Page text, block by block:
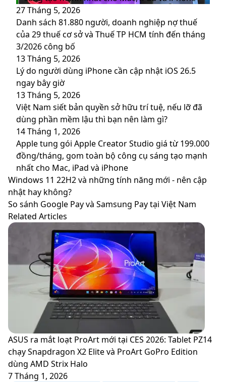
27 Tháng 5, 2026
Danh sách 81.880‬ người, doanh nghiệp nợ thuế
của 29 thuế cơ sở và Thuế TP HCM tính đến tháng
3/2026 công bố
13 Tháng 5, 2026
Lý do người dùng iPhone cần cập nhật iOS 26.5
ngay bây giờ
13 Tháng 5, 2026
Việt Nam siết bản quyền sở hữu trí tuệ, nếu lỡ đã
dùng phần mềm lậu thì bạn nên làm gì?
14 Tháng 1, 2026
Apple tung gói Apple Creator Studio giá từ 199.000
đồng/tháng, gom toàn bộ công cụ sáng tạo mạnh
nhất cho Mac, iPad và iPhone
Windows
11
22H2
và
những
mới
hay
không?
Windows 11 22H2 và những tính năng mới - nên cập
nhật hay không?
So
sánh
Google
Samsung
Pay
So sánh Google Pay và Samsung Pay tại Việt Nam
Related Articles
ASUS ra mắt loạt ProArt mới tại CES 2026: Tablet PZ14
chạy Snapdragon X2 Elite và ProArt GoPro Edition
dùng AMD Strix Halo
7 Tháng 1, 2026